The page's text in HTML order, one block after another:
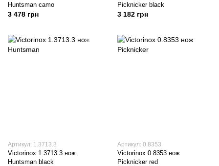
Huntsman camo
3 478 грн
Picknicker black
3 182 грн
Артикул: 1.3713.3
Victorinox 1.3713.3 нож
Huntsman black
Артикул: 0.8353
Victorinox 0.8353 нож
Picknicker red